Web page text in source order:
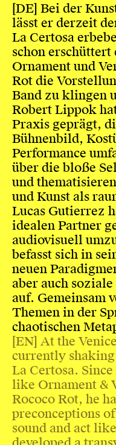
[DE] Bei der
lässt er derzeit
La Certosa
schon
Ornament und
Rot die
Band zu klingen
Robert Lippok
Praxis geprägt,
Bühnenbild,
Performance
über die bloße
und
und Kunst als
Lucas Gutierrez
idealen Partner
audiovisuell
befasst sich in
neuen
aber auch
auf. Gemeinsam
Themen in der
chaotischen
[EN] At the
currently
La Certosa.
like Ornament &
Rococo Rot, he
preconceptions
sound and act